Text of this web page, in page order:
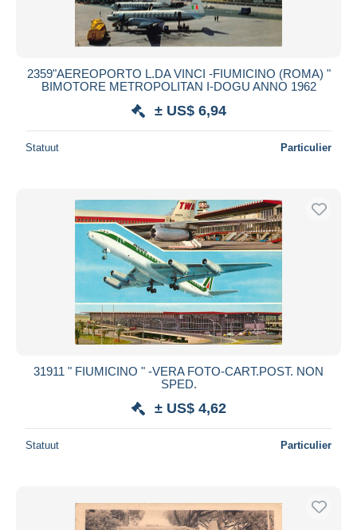
2359"AEREOPORTO L.DA VINCI -FIUMICINO (ROMA) "
BIMOTORE METROPOLITAN I-DOGU ANNO 1962
± US$ 6,94
Statuut Particulier
31911 " FIUMICINO " -VERA FOTO-CART.POST. NON
SPED.
± US$ 4,62
Statuut Particulier